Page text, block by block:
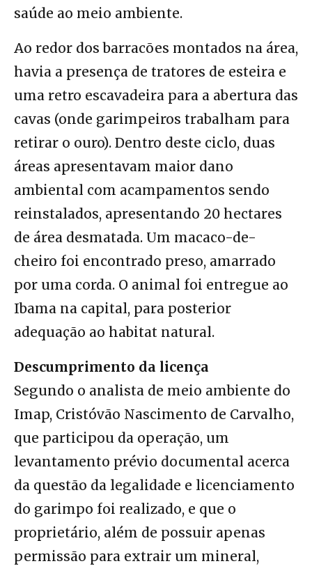
saúde ao meio ambiente.
Ao redor dos barracões montados na área,
havia a presença de tratores de esteira e
uma retro escavadeira para a abertura das
cavas (onde garimpeiros trabalham para
retirar o ouro). Dentro deste ciclo, duas
áreas apresentavam maior dano
ambiental com acampamentos sendo
reinstalados, apresentando 20 hectares
de área desmatada. Um macaco-de-
cheiro foi encontrado preso, amarrado
por uma corda. O animal foi entregue ao
Ibama na capital, para posterior
adequação ao habitat natural.
Descumprimento da licença
Segundo o analista de meio ambiente do
Imap, Cristóvão Nascimento de Carvalho,
que participou da operação, um
levantamento prévio documental acerca
da questão da legalidade e licenciamento
do garimpo foi realizado, e que o
proprietário, além de possuir apenas
permissão para extrair um mineral,